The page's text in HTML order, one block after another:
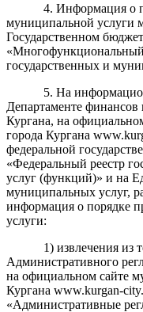
4. Информация о
муниципальной услуги
Государственном
государственных и
5. На
Департаменте
Кургана, на
города Кургана
федеральной
«Федеральный реестр
услуг (функций)» и на
муниципальных услуг,
информация о порядке
услуги:
1) извлечения из
Административного
на официальном сайте
Кургана www.kurgan-
«Административные